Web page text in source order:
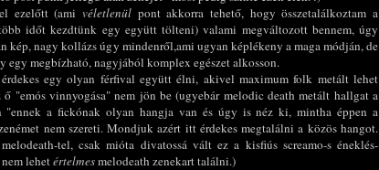
ezelőtt (ami véletlenül pont akkorra tehető, hogy összetalálkoztam a
időt kezdtünk egy együtt tölteni) valami megváltozott bennem, úgy
kép, nagy kollázs úgy mindenről,ami ugyan képlékeny a maga módján, de
egy megbízható, nagyjából komplex egészet alkosson.
egy olyan férfival együtt élni, akivel maximum folk metált lehet
"emós vinnyogása" nem jön be (ugyebár melodic death metált hallgat a
"ennek a fickónak olyan hangja van és úgy is néz ki, mintha éppen a
nem szereti. Mondjuk azért itt érdekes megtalálni a közös hangot.
tel, csak mióta divatossá vált ez a kisfiús screamo-s éneklés-
lehetértelmesmelodeath zenekart találni.)